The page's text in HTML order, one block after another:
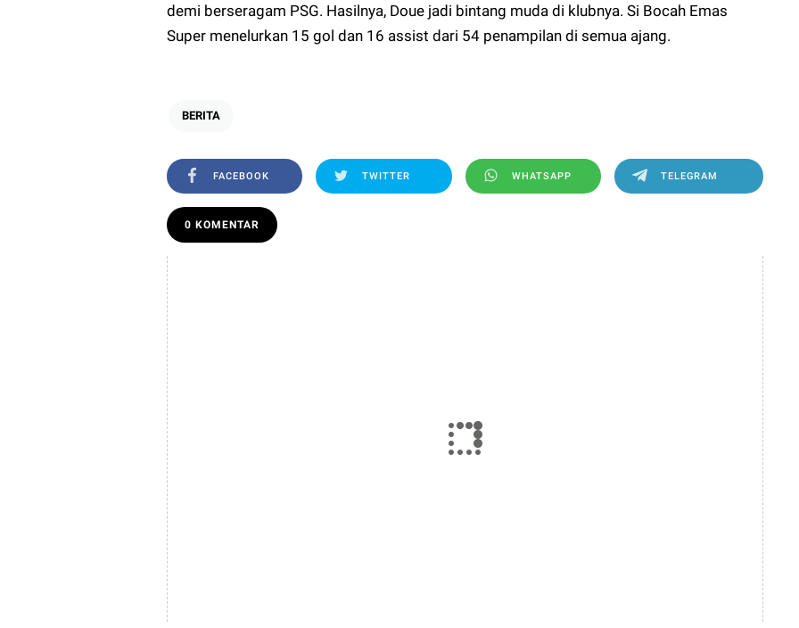
demi berseragam PSG. Hasilnya, Doue jadi bintang muda di klubnya. Si Bocah Emas
Super menelurkan 15 gol dan 16 assist dari 54 penampilan di semua ajang.
BERITA
FACEBOOK TWITTER WHATSAPP TELEGRAM
0 KOMENTAR